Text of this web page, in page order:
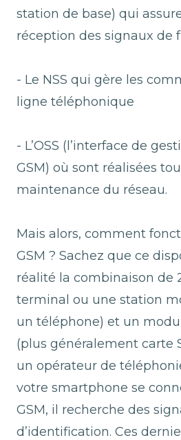
station de base) qui
réception des signaux de
- Le NSS qui gère les
ligne téléphonique
- L’OSS (l’interface de
GSM) où sont réalisées
maintenance du réseau.
Mais alors, comment
GSM ? Sachez que ce
réalité la combinaison de
terminal ou une station
un téléphone) et un
(plus généralement carte
un opérateur de
votre smartphone se
GSM, il recherche des
d’identification. Ces